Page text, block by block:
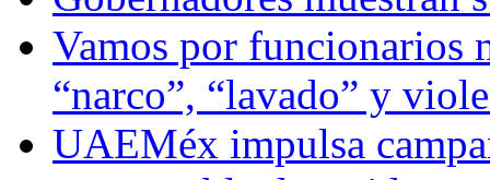
Vamos por funcionarios
“narco”, “lavado” y
UAEMéx impulsa